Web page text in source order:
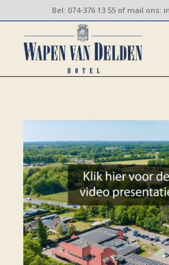
Bel: 074-376 13 55 of mail ons: